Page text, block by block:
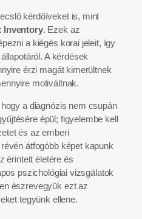
kérdőíveket is, mint
Inventory. Ezek az
a kiégés korai jeleit, így
A kérdések
érzi magát kimerültnek
motiváltnak.
a diagnózis nem csupán
épül; figyelembe kell
és az emberi
átfogóbb képet kapunk
érintett életére és
pszichológiai vizsgálatok
észrevegyük ezt az
tegyünk ellene.